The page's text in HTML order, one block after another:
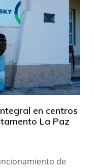
en centros
La Paz
de